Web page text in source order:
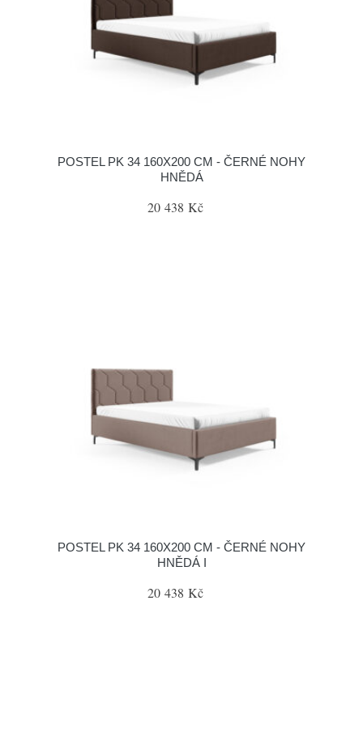
POSTEL PK 34 160X200 CM - ČERNÉ NOHY
HNĚDÁ
20 438 Kč
POSTEL PK 34 160X200 CM - ČERNÉ NOHY
HNĚDÁ I
20 438 Kč